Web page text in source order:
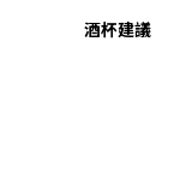
酒杯建議